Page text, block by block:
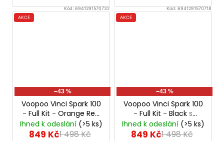
Kód:6941291570732
AKCE
–43 %
Voopoo Vinci Spark 100
- Full Kit - Orange Red
s UFORCE-X Tank
Ihned k odeslání (>5 ks)
849 Kč1 498 Kč
Kód:6941291570718
AKCE
–43 %
Voopoo Vinci Spark 100
- Full Kit - Black s
UFORCE-X Tank
Ihned k odeslání (>5 ks)
849 Kč1 498 Kč